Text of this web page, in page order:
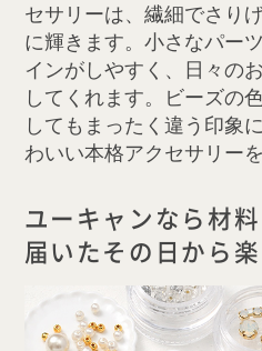
セサリーは、繊細でさり
に輝きます。小さなパー
インがしやすく、日々の
してくれます。ビーズの
してもまったく違う印象
わいい本格アクセサリー
ユーキャンなら材
届いたその日から楽